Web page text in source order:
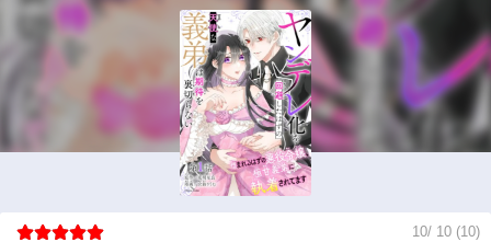
10/ 10 (10)